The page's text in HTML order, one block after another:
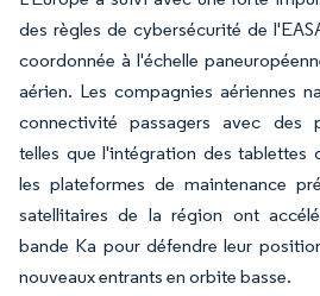
des règles de cybersécurité de
coordonnée à l'échelle
aérien. Les compagnies aériennes
connectivité passagers avec des
telles que l'intégration des tablettes
les plateformes de maintenance
satellitaires de la région ont
bande Ka pour défendre leur
nouveaux entrants en orbite basse.